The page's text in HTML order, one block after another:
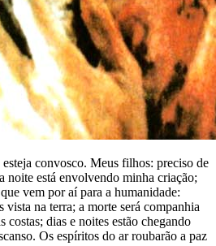
convosco. Meus filhos: preciso de
noite está envolvendo minha criação;
vem por aí para a humanidade:
vista na terra; a morte será companhia
costas; dias e noites estão chegando
Os espíritos do ar roubarão a paz